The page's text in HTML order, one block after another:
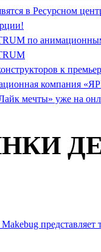
в Ресурсном
по
к
компания
мечты» уже на
представляет